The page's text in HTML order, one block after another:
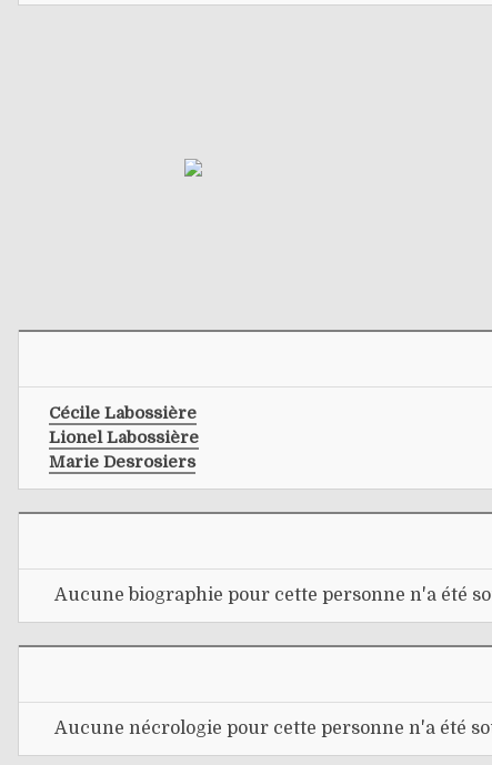
Cécile Labossière
Lionel Labossière
Marie Desrosiers
Aucune biographie pour cette personne n'a été
Aucune nécrologie pour cette personne n'a été